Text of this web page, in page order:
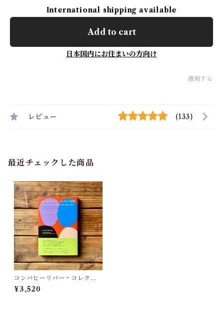
International shipping available
Add to cart
日本国内にお住まいの方向け
通報する
レビュー (133)
最近チェックした商品
コンバヒーリバー・コレクテ
ィヴ宣言｜キアンガ＝ヤマッ
タ・テイラー(編), Political F
¥3,520